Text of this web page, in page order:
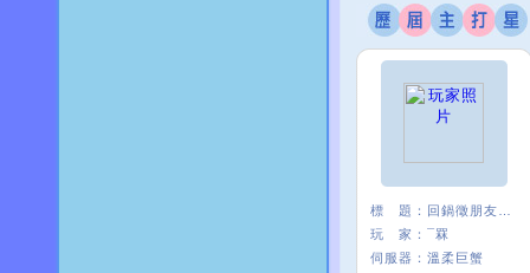
標 題：
玩 家： ¯罧
伺服器： 溫柔巨蟹